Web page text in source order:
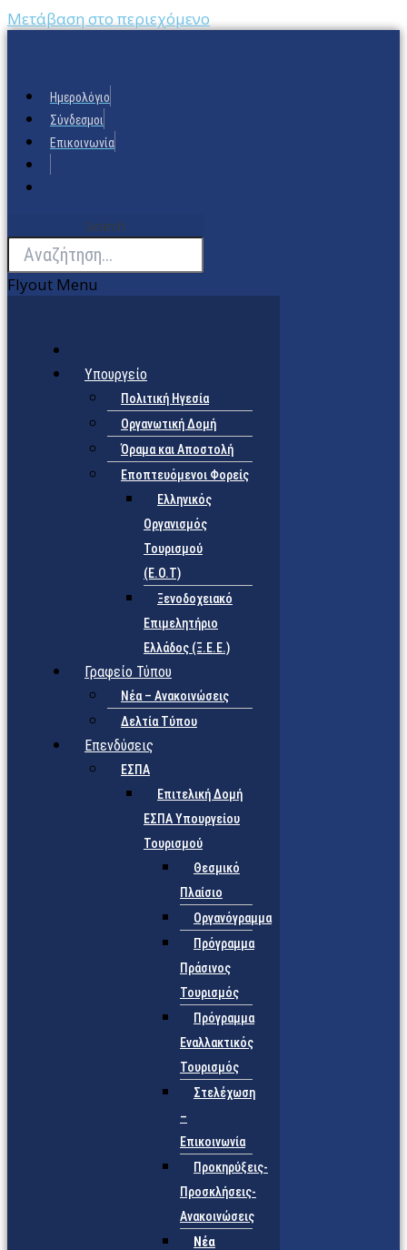
Μετάβαση στο περιεχόμενο
Ημερολόγιο
Σύνδεσμοι
Επικοινωνία
Search
Flyout Menu
Υπουργείο
Πολιτική Ηγεσία
Οργανωτική Δομή
Όραμα και Αποστολή
Εποπτευόμενοι Φορείς
Eλληνικός
Οργανισμός
Τουρισμού
(Ε.Ο.Τ)
Ξενοδοχειακό
Επιμελητήριο
Ελλάδος (Ξ.Ε.Ε.)
Γραφείο Τύπου
Νέα – Ανακοινώσεις
Δελτία Τύπου
Επενδύσεις
ΕΣΠΑ
Επιτελική Δομή
ΕΣΠΑ Υπουργείου
Τουρισμού
Θεσμικό
Πλαίσιο
Οργανόγραμμα
Πρόγραμμα
Πράσινος
Τουρισμός
Πρόγραμμα
Εναλλακτικός
Τουρισμός
Στελέχωση
–
Επικοινωνία
Προκηρύξεις-
Προσκλήσεις-
Ανακοινώσεις
Νέα